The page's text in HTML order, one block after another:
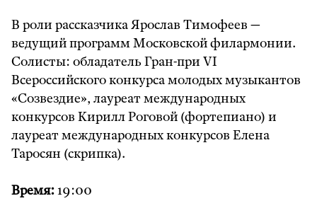
В роли рассказчика Ярослав Тимофеев —
ведущий программ Московской филармонии.
Солисты: обладатель Гран-при VI
Всероссийского конкурса молодых музыкантов
«Созвездие», лауреат международных
конкурсов Кирилл Роговой (фортепиано) и
лауреат международных конкурсов Елена
Таросян (скрипка).
Время:19:00